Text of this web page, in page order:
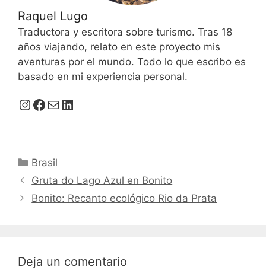
Raquel Lugo
Traductora y escritora sobre turismo. Tras 18
años viajando, relato en este proyecto mis
aventuras por el mundo. Todo lo que escribo es
basado en mi experiencia personal.
Perfil de Instagram Perfil de Facebook Correo electrónico icono de Linkedin
Categorías
Brasil
Gruta do Lago Azul en Bonito
Bonito: Recanto ecológico Rio da Prata
Deja un comentario